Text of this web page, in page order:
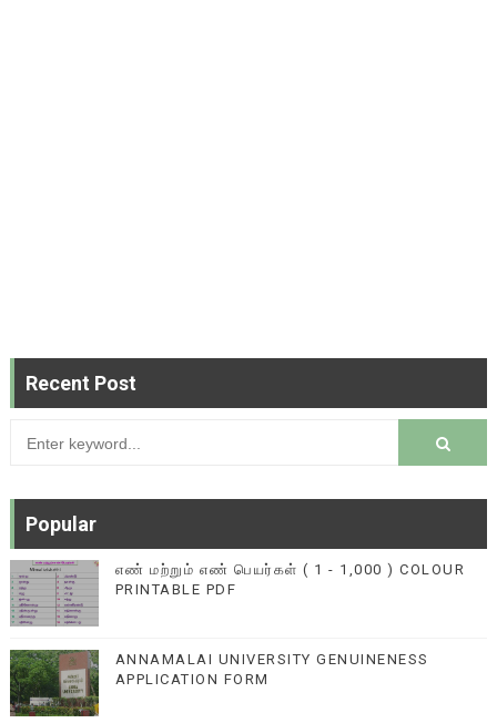
Recent Post
Popular
எண் மற்றும் எண் பெயர்கள் ( 1 - 1,000 ) COLOUR
PRINTABLE PDF
ANNAMALAI UNIVERSITY GENUINENESS
APPLICATION FORM